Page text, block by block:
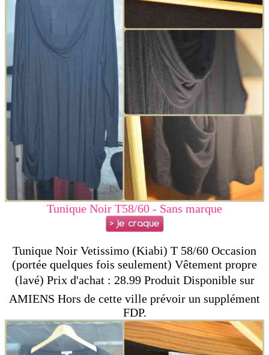
Tunique Noir T58/60 - Sans marque
Tunique Noir Vetissimo (Kiabi) T 58/60 Occasion
(portée quelques fois seulement) Vêtement propre
(lavé) Prix d'achat : 28.99 Produit Disponible sur
AMIENS Hors de cette ville prévoir un supplément
FDP.